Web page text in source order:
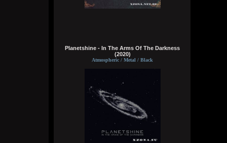
Я - робот
А если бы мне ещё и вместо мозга
вставили мощный компьют, то ч бы еще и
получил знания ко всему, либо чтобы
Wirtuozik
Вчера в 20:39:10
А я чужой земля смотрю. Хочу чтобы мой
разум тоже жил в теле робота. Похер на
эмоции, чувства, на их отсутствие, на то
Planetshine - In The Arms Of The Darkness
(2020)
Atmospheric / Metal / Black